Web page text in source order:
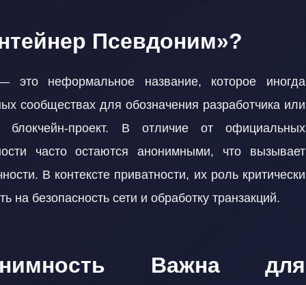
Псевдоним»?
это неформальное название, которое иногда
сообществах для обозначения разработчика или
проект. В отличие от официальных
часто остаются анонимными, что вызывает
В контексте приватности, их роль критически
на безопасность сети и обработку транзакций.
Важна для